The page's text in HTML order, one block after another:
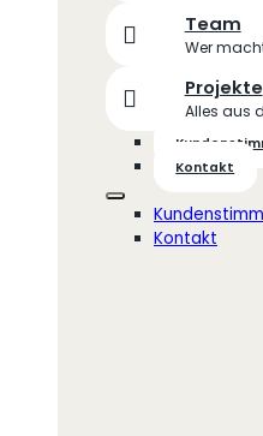
Team
Wer
Projekte
Alles aus
Kontakt
Kontakt